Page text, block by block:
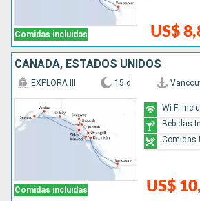
Comidas incluidas US$
CANADÁ, ESTADOS UNIDOS
Comidas incluidas
EXPLORA III 15 d
US$
Wi-Fi
Bebidas
Comidas